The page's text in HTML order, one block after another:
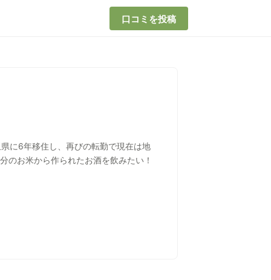
口コミを投稿
に6年移住し、再びの転勤で現在は地
お米から作られたお酒を飲みたい！